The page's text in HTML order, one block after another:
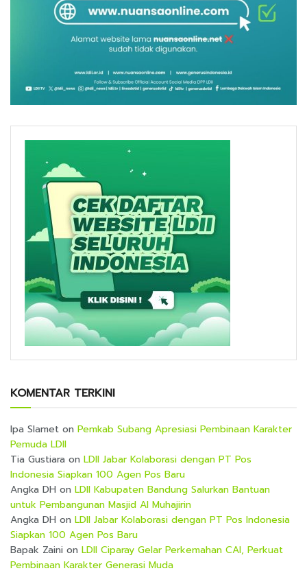
KOMENTAR TERKINI
Ipa Slamet on Pemkab Subang Apresiasi Pembinaan Karakter
Pemuda LDII
Tia Gustiara on LDII Jabar Kolaborasi dengan PT Pos
Indonesia Siapkan 100 Agen Pos Baru
Angka DH on LDII Kabupaten Bandung Salurkan Bantuan
untuk Pembangunan Masjid Al Muhajirin
Angka DH on LDII Jabar Kolaborasi dengan PT Pos Indonesia
Siapkan 100 Agen Pos Baru
Bapak Zaini on LDII Ciparay Gelar Perkemahan CAI, Perkuat
Pembinaan Karakter Generasi Muda